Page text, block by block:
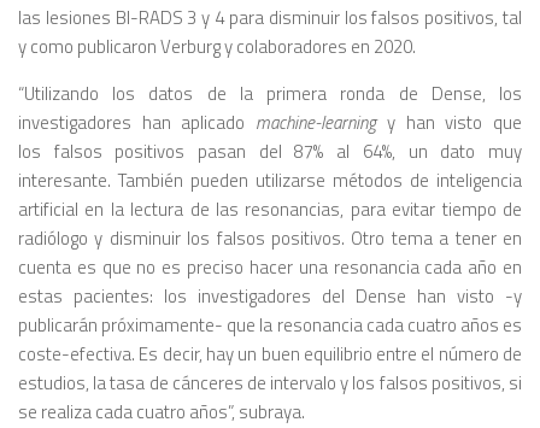
las lesiones BI-RADS 3 y 4 para disminuir los falsos positivos, tal
y como publicaron Verburg y colaboradores en 2020.
“Utilizando los datos de la primera ronda de Dense, los
investigadores han aplicado machine-learningy han visto que
los falsos positivos pasan del 87% al 64%, un dato muy
interesante. También pueden utilizarse métodos de inteligencia
artificial en la lectura de las resonancias, para evitar tiempo de
radiólogo y disminuir los falsos positivos. Otro tema a tener en
cuenta es que no es preciso hacer una resonancia cada año en
estas pacientes: los investigadores del Dense han visto -y
publicarán próximamente- que la resonancia cada cuatro años es
coste-efectiva. Es decir, hay un buen equilibrio entre el número de
estudios, la tasa de cánceres de intervalo y los falsos positivos, si
se realiza cada cuatro años”, subraya.